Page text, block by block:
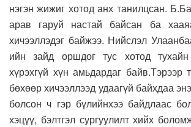
нэгэн жижиг хотод анх танилцсан.
арав гаруй настай байсан ба
хичээллэдэг байжээ. Нийслэл
ийн зайд оршдог тус хотод
хүрэхгүй хүн амьдардаг байв.Тэрээр
бөхөөр хичээллээд удаагүй байхдаа
болсон ч гэр бүлийнхээ байдлаас
хэцүү, бэлтгэл сургуулилт хийх